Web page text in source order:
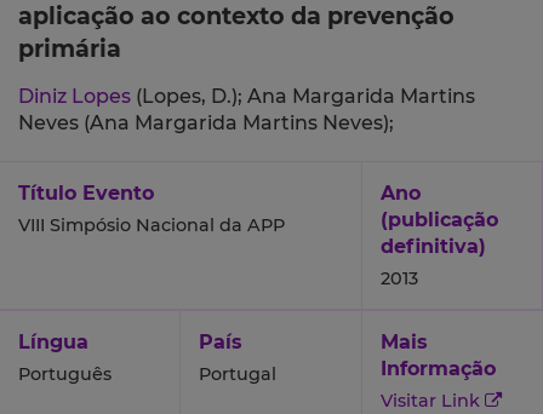
aplicação ao contexto da prevenção
primária
Diniz Lopes (Lopes, D.); Ana Margarida Martins
Neves (Ana Margarida Martins Neves);
Título Evento
VIII Simpósio Nacional da APP
Ano
(publicação
definitiva)
2013
Língua
Português
País
Portugal
Mais
Informação
Visitar Link